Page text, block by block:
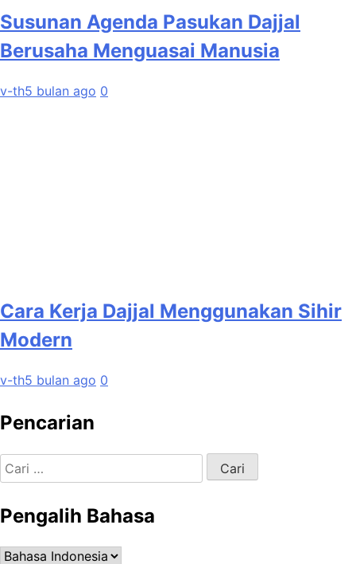
Susunan Agenda Pasukan Dajjal
Berusaha Menguasai Manusia
v-th5 bulan ago 0
Cara Kerja Dajjal Menggunakan Sihir
Modern
v-th5 bulan ago 0
Pencarian
Cari
untuk:
Pengalih Bahasa
Pengalih